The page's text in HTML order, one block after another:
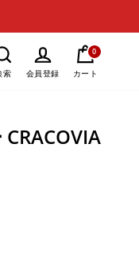
索 会員登録 カート
0